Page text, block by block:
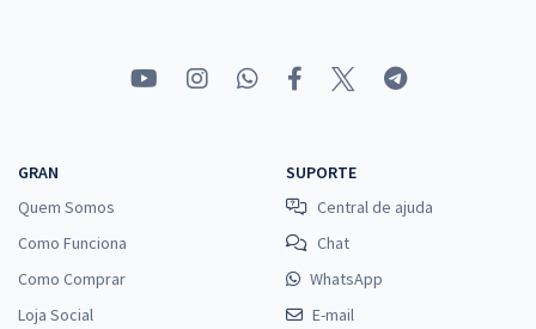
GRAN
Quem Somos
Como Funciona
Como Comprar
Loja Social
SUPORTE
Central de ajuda
Chat
WhatsApp
E-mail